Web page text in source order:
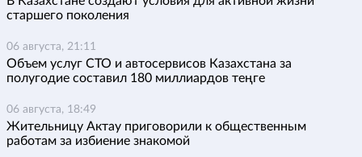
старшего поколения
06 августа, 21:11
Объем услуг СТО и автосервисов Казахстана за
полугодие составил 180 миллиардов теңге
06 августа, 18:49
Жительницу Актау приговорили к общественным
работам за избиение знакомой